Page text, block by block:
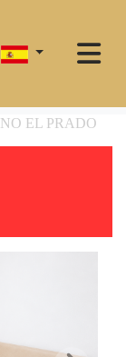
EL PRADO